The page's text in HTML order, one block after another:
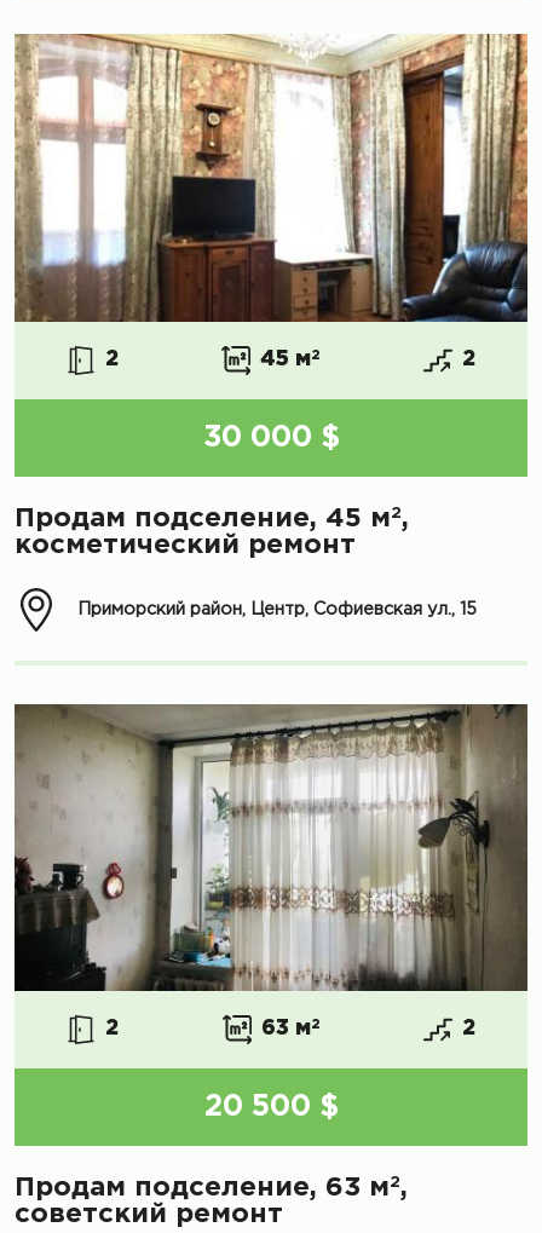
2 45 м2 2
30 000 $
Продам подселение, 45 м2,
косметический ремонт
Приморский район, Центр, Софиевская ул., 15
2 63 м2 2
20 500 $
Продам подселение, 63 м2,
советский ремонт